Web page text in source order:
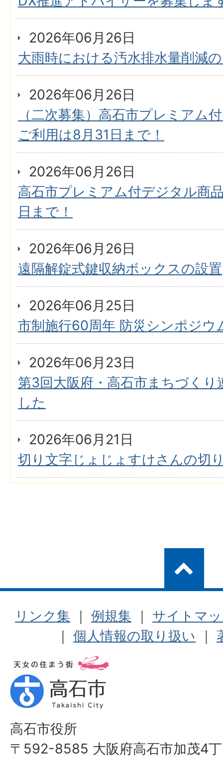
2026年06月26日
大雨時における汚水排水量削減
2026年06月26日
（二次募集）高石市プレミアム
ご利用は8月31日まで！
2026年06月26日
高石市プレミアム付デジタル商
日まで！
2026年06月26日
遠隔解錠式鍵収納ボックスの設置
2026年06月25日
市制施行60周年 防災シンポジウ
2026年06月23日
第3回大阪府・高石市まちづくり
した
2026年06月21日
切り文字じょじょすけさんの切
リンク集 ｜ 例規集 ｜ サイトマ
｜ 個人情報の取り扱い ｜
高石市役所
〒592-8585 大阪府高石市加茂4丁